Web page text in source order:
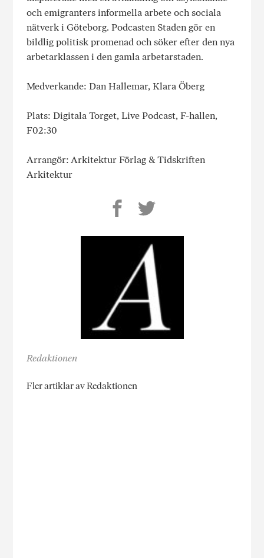
och emigranters informella arbete och sociala
nätverk i Göteborg. Podcasten Staden gör en
bildlig politisk promenad och söker efter den nya
arbetarklassen i den gamla arbetarstaden.
Medverkande: Dan Hallemar, Klara Öberg
Plats: Digitala Torget, Live Podcast, F-hallen,
F02:30
Arrangör: Arkitektur Förlag & Tidskriften
Arkitektur
Redaktionen
Fler artiklar av Redaktionen